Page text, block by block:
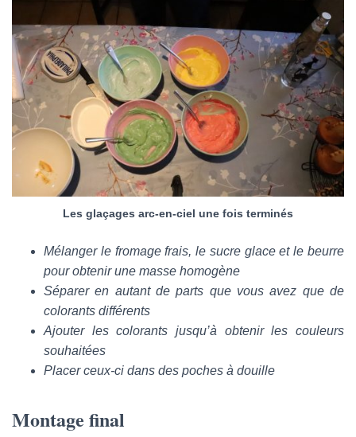
Les glaçages arc-en-ciel une fois terminés
Mélanger le fromage frais, le sucre glace et le beurre
pour obtenir une masse homogène
Séparer en autant de parts que vous avez que de
colorants différents
Ajouter les colorants jusqu’à obtenir les couleurs
souhaitées
Placer ceux-ci dans des poches à douille
Montage final